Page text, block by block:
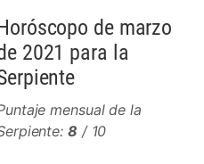
de marzo
2021 para la
mensual de la
8 / 10